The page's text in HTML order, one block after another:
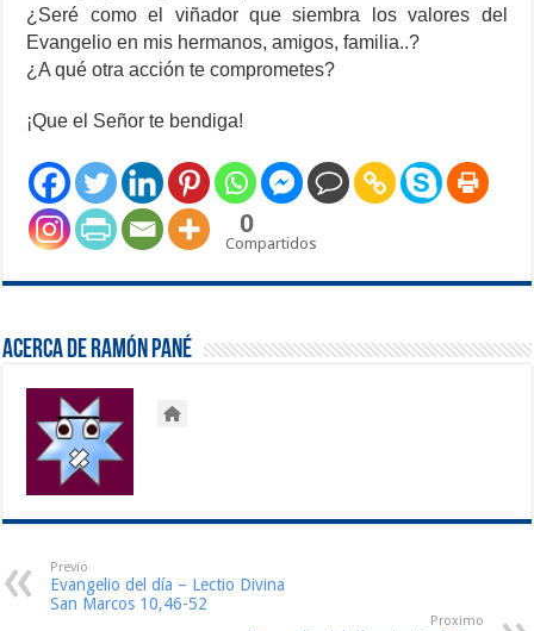
¿Seré como el viñador que siembra los valores del
Evangelio en mis hermanos, amigos, familia..?
¿A qué otra acción te comprometes?
¡Que el Señor te bendiga!
0
Compartidos
Acerca de Ramón Pané
Previo
Evangelio del día – Lectio Divina
San Marcos 10,46-52
Proximo